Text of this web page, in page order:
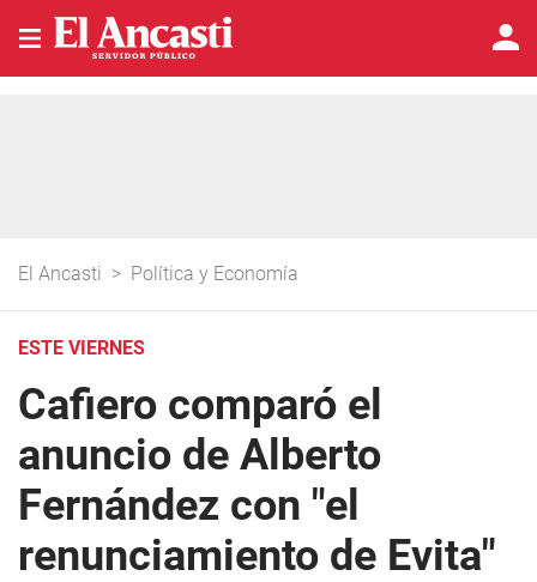
El Ancasti > Política y Economía
ESTE VIERNES
Cafiero comparó el
anuncio de Alberto
Fernández con "el
renunciamiento de Evita"